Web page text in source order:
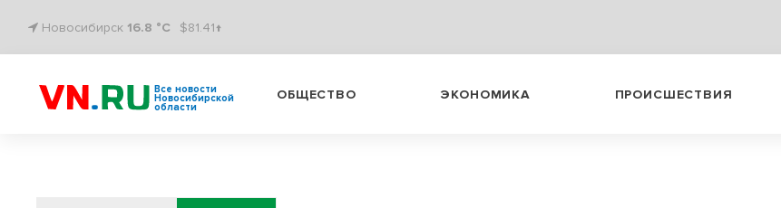
Новосибирск 16.8 °C $81.41↑
Все новости
Новосибирской
области
ОБЩЕСТВО ЭКОНОМИКА ПРОИСШЕСТВИЯ